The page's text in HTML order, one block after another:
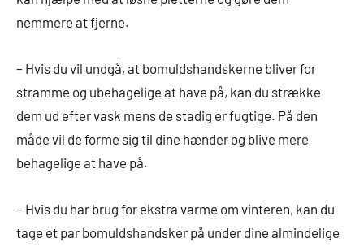
nemmere at fjerne.
– Hvis du vil undgå, at bomuldshandskerne bliver for
stramme og ubehagelige at have på, kan du strække
dem ud efter vask mens de stadig er fugtige. På den
måde vil de forme sig til dine hænder og blive mere
behagelige at have på.
– Hvis du har brug for ekstra varme om vinteren, kan du
tage et par bomuldshandsker på under dine almindelige